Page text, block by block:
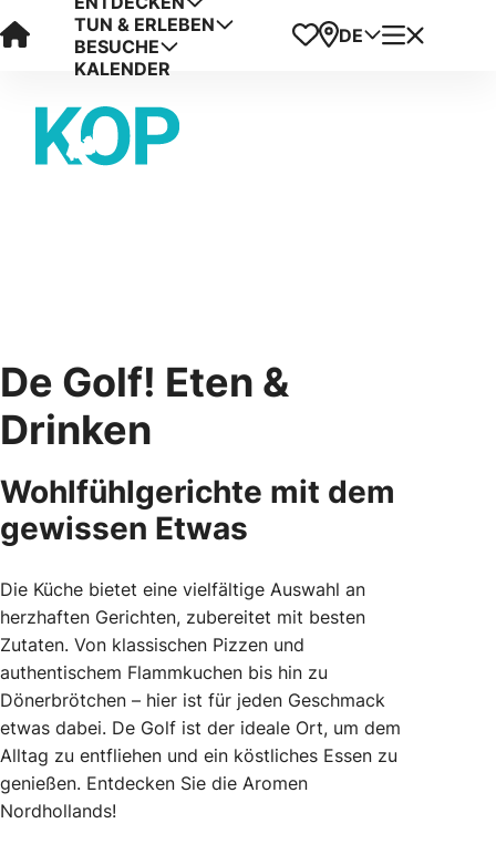
Visit Kop van Holland
TUN & ERLEBEN
BESUCHE
KALENDER
Favoriten
Karte
DE Menü
De Golf! Eten &
Drinken
Wohlfühlgerichte mit dem
gewissen Etwas
Die Küche bietet eine vielfältige Auswahl an
herzhaften Gerichten, zubereitet mit besten
Zutaten. Von klassischen Pizzen und
authentischem Flammkuchen bis hin zu
Dönerbrötchen – hier ist für jeden Geschmack
etwas dabei. De Golf ist der ideale Ort, um dem
Alltag zu entfliehen und ein köstliches Essen zu
genießen. Entdecken Sie die Aromen
Nordhollands!